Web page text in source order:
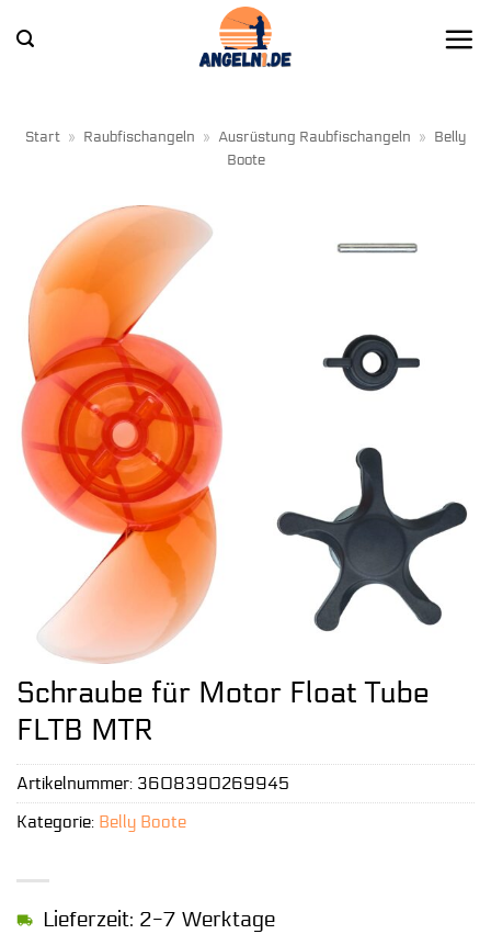
Inhalt
Start » Raubfischangeln » Ausrüstung Raubfischangeln » Belly
Boote
Schraube für Motor Float Tube
FLTB MTR
Lieferzeit: 2-7 Werktage
Artikelnummer: 3608390269945
Kategorie: Belly Boote